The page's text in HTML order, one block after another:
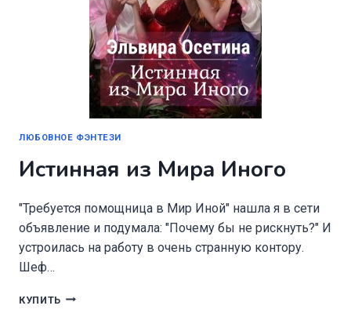
ЛЮБОВНОЕ ФЭНТЕЗИ
Истинная из Мира Иного
"Требуется помощница в Мир Иной" нашла я в сети
объявление и подумала: "Почему бы не рискнуть?" И
устроилась на работу в очень странную контору.
Шеф…
КУПИТЬ ИСТИННАЯ